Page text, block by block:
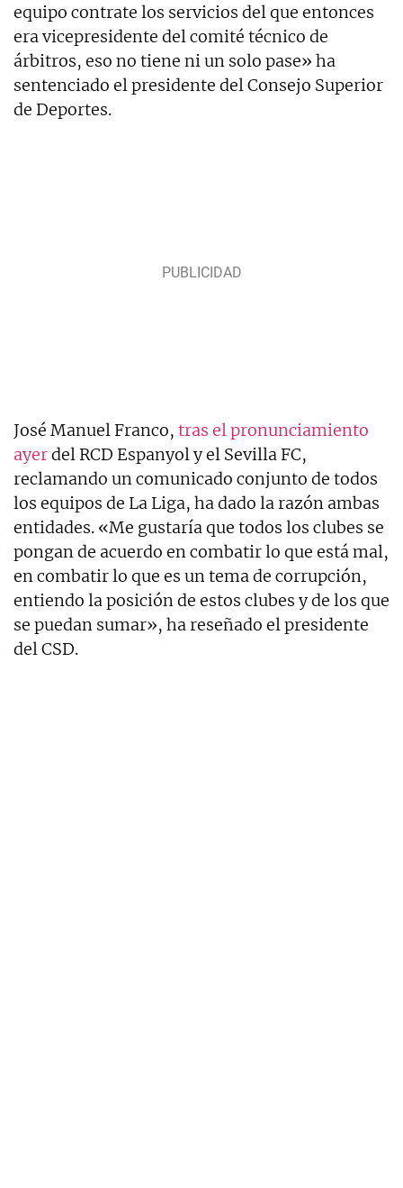
equipo contrate los servicios del que entonces
era vicepresidente del comité técnico de
árbitros, eso no tiene ni un solo pase» ha
sentenciado el presidente del Consejo Superior
de Deportes.
José Manuel Franco, tras el pronunciamiento
ayerdel RCD Espanyol y el Sevilla FC,
reclamando un comunicado conjunto de todos
los equipos de La Liga, ha dado la razón ambas
entidades. «Me gustaría que todos los clubes se
pongan de acuerdo en combatir lo que está mal,
en combatir lo que es un tema de corrupción,
entiendo la posición de estos clubes y de los que
se puedan sumar», ha reseñado el presidente
del CSD.